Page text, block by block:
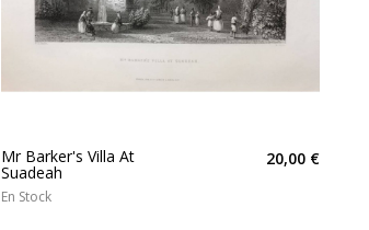
Mr Barker's Villa At
Suadeah
20,00 €
En Stock